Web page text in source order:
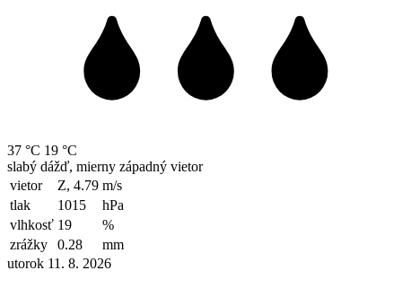
37 °C 19 °C
slabý dážď, mierny západný vietor
vietor
Z, 4.79 m/s
tlak
1015
hPa
vlhkosť 19
%
zrážky
0.28
mm
utorok 11. 8. 2026